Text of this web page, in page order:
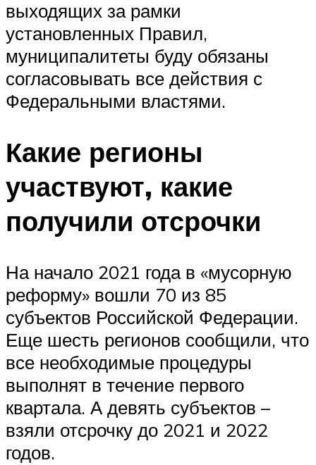
выходящих за рамки
установленных Правил,
муниципалитеты буду обязаны
согласовывать все действия с
Федеральными властями.
Какие регионы
участвуют, какие
получили отсрочки
На начало 2021 года в «мусорную
реформу» вошли 70 из 85
субъектов Российской Федерации.
Еще шесть регионов сообщили, что
все необходимые процедуры
выполнят в течение первого
квартала. А девять субъектов –
взяли отсрочку до 2021 и 2022
годов.